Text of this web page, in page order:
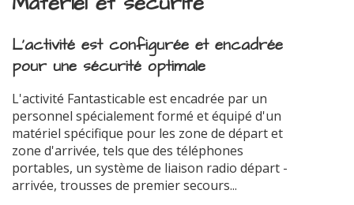
L'activité est configurée et encadrée
pour une sécurité optimale
L'activité Fantasticable est encadrée par un
personnel spécialement formé et équipé d'un
matériel spécifique pour les zone de départ et
zone d'arrivée, tels que des téléphones
portables, un système de liaison radio départ -
arrivée, trousses de premier secours...